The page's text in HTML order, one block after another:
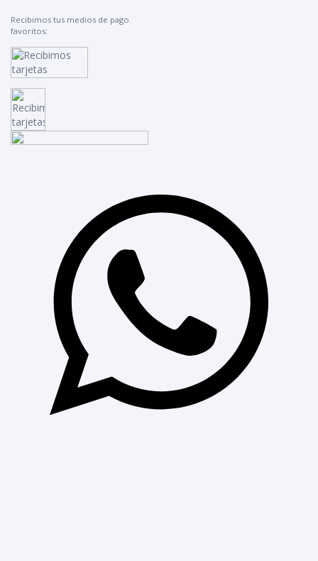
Recibimos tus medios de pago
favoritos: